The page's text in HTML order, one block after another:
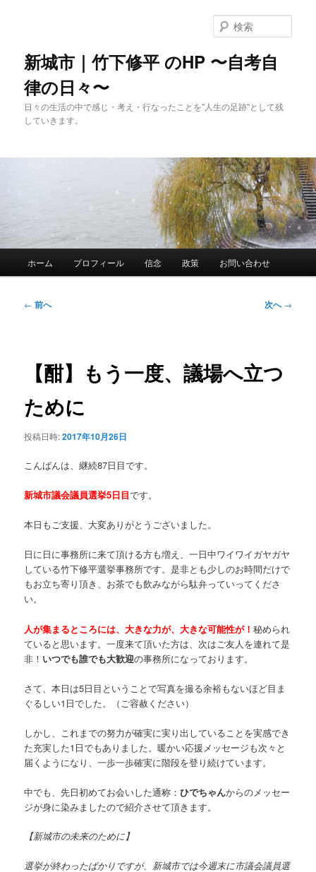
動
新城市｜竹下修平 のHP 〜自考自
律の日々〜
日々の生活の中で感じ・考え・行なったことを"人生の足跡"として残
していきます。
索
ホーム プロフィール 信念 政策 お問い合わせ
投
ョ
ン
← 前へ 次へ→
【酣】もう一度、議場へ立つ
ために
投稿日時:2017年10月26日
こんばんは、継続87日目です。
新城市議会議員選挙5日目です。
本日もご支援、大変ありがとうございました。
日に日に事務所に来て頂ける方も増え、一日中ワイワイガヤガヤ
している竹下修平選挙事務所です。是非とも少しのお時間だけで
もお立ち寄り頂き、お茶でも飲みながら駄弁っていってくださ
い。
人が集まるところには、大きな力が、大きな可能性が！秘められ
ていると思います。一度来て頂いた方は、次はご友人を連れて是
非！ いつでも誰でも大歓迎の事務所になっております。
さて、本日は5日目ということで写真を撮る余裕もないほど目ま
ぐるしい1日でした。（ご容赦ください）
しかし、これまでの努力が確実に実り出していることを実感でき
た充実した1日でもありました。暖かい応援メッセージも次々と
届くようになり、一歩一歩確実に階段を登り続けています。
中でも、先日初めてお会いした通称：ひでちゃんからのメッセー
ジが身に染みましたので紹介させて頂きます。
【新城市の未来のために】
選挙が終わったばかりですが、新城市では今週末に市議会議員選